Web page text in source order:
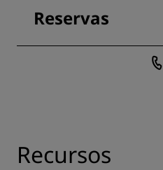
Reservas
Recursos